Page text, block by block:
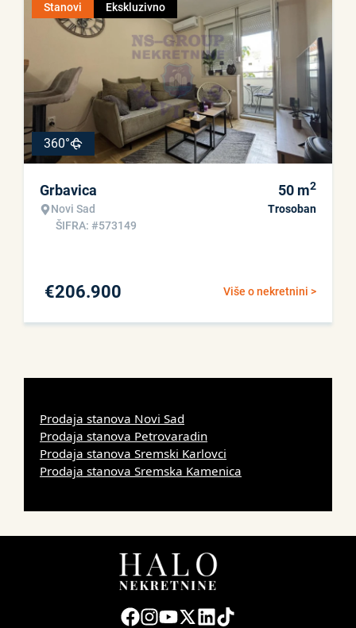
Stanovi Ekskluzivno
360°
Grbavica
Novi Sad
ŠIFRA: #573149
50 m2
Trosoban
Više o nekretnini >
€206.900
Prodaja stanova Novi Sad
Prodaja stanova Petrovaradin
Prodaja stanova Sremski Karlovci
Prodaja stanova Sremska Kamenica